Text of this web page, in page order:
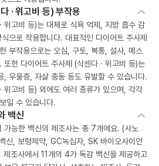
· 위고비 등) 부작용
위고비 등)는 대체로 식욕 억제, 지방 흡수 감
으로 작용합니다. 대표적인 다이어트 주사제
부작용으로는 오심, 구토, 복통, 설사, 메스
한 다이어트 주사제 (삭센다 · 위고비 등)는
, 우울증, 자살 충동 등도 유발할 수 있습니다.
위고비 등) 외에도 여러 종류가 있으며, 각각
일 수 있습니다.
백신
가능한 백신의 제조사는 총 7개에요. (사노
신, 보령제약, GC녹십자, SK 바이오사이언
조사에서 11개의 4가 독감 백신을 제공하고